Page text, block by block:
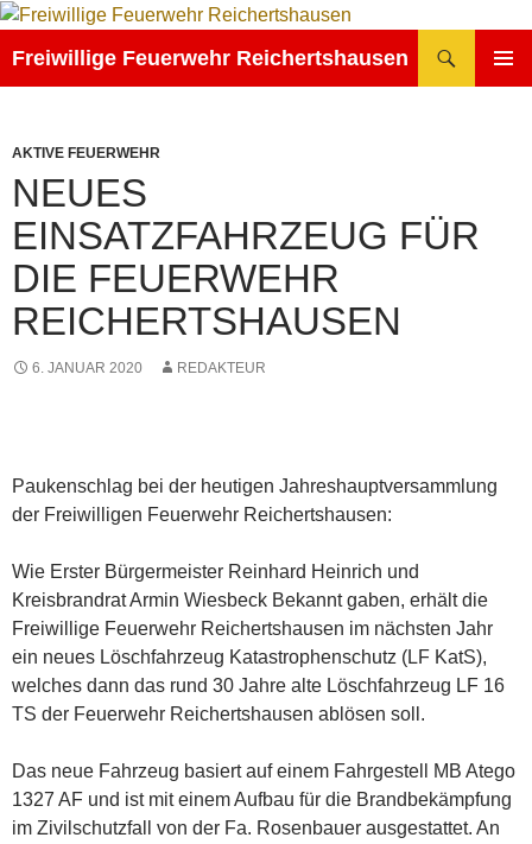
Zum
springen
Freiwillige Feuerwehr Reichertshausen
AKTIVE FEUERWEHR
NEUES
EINSATZFAHRZEUG FÜR
DIE FEUERWEHR
REICHERTSHAUSEN
6. JANUAR 2020 REDAKTEUR
Paukenschlag bei der heutigen Jahreshauptversammlung
der Freiwilligen Feuerwehr Reichertshausen:
Wie Erster Bürgermeister Reinhard Heinrich und
Kreisbrandrat Armin Wiesbeck Bekannt gaben, erhält die
Freiwillige Feuerwehr Reichertshausen im nächsten Jahr
ein neues Löschfahrzeug Katastrophenschutz (LF KatS),
welches dann das rund 30 Jahre alte Löschfahrzeug LF 16
TS der Feuerwehr Reichertshausen ablösen soll.
Das neue Fahrzeug basiert auf einem Fahrgestell MB Atego
1327 AF und ist mit einem Aufbau für die Brandbekämpfung
im Zivilschutzfall von der Fa. Rosenbauer ausgestattet. An